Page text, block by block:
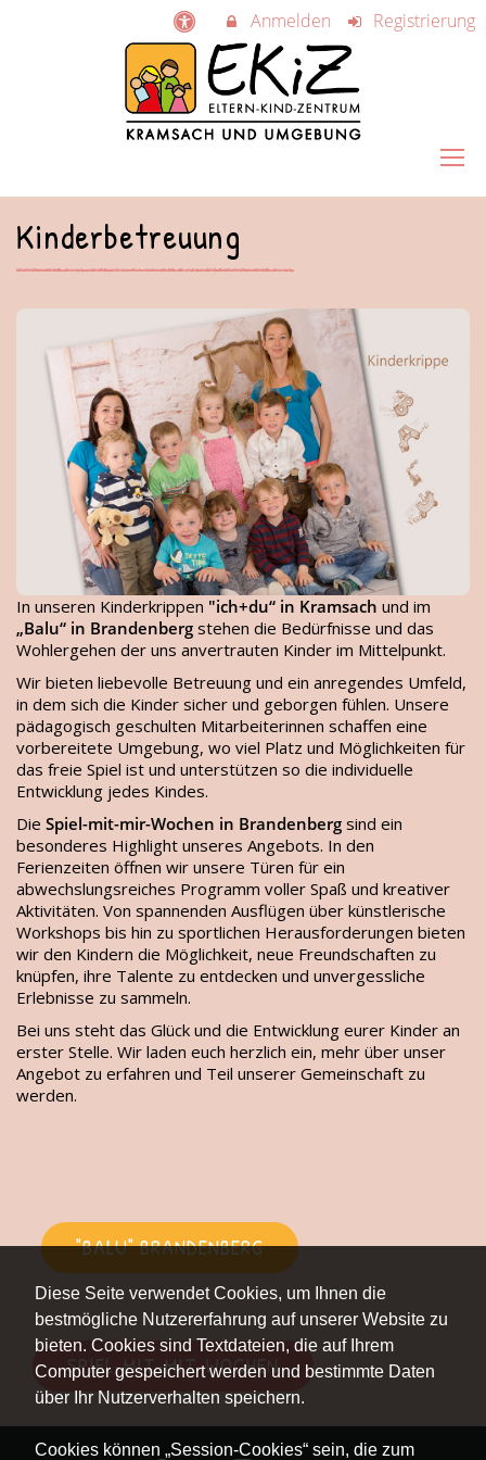
Diese Seite verwendet Cookies, um Ihnen die
bestmögliche Nutzererfahrung auf unserer Website zu
bieten. Cookies sind Textdateien, die auf Ihrem
Computer gespeichert werden und bestimmte Daten
über Ihr Nutzerverhalten speichern.
Cookies können „Session-Cookies“ sein, die zum
Anmelden Registrierung
Kinderbetreuung
In unseren Kinderkrippen "ich+du“ in Kramsach und im
„Balu“ in Brandenberg stehen die Bedürfnisse und das
Wohlergehen der uns anvertrauten Kinder im Mittelpunkt.
Wir bieten liebevolle Betreuung und ein anregendes Umfeld,
in dem sich die Kinder sicher und geborgen fühlen. Unsere
pädagogisch geschulten Mitarbeiterinnen schaffen eine
vorbereitete Umgebung, wo viel Platz und Möglichkeiten für
das freie Spiel ist und unterstützen so die individuelle
Entwicklung jedes Kindes.
Die Spiel-mit-mir-Wochen in Brandenberg sind ein
besonderes Highlight unseres Angebots. In den
Ferienzeiten öffnen wir unsere Türen für ein
abwechslungsreiches Programm voller Spaß und kreativer
Aktivitäten. Von spannenden Ausflügen über künstlerische
Workshops bis hin zu sportlichen Herausforderungen bieten
wir den Kindern die Möglichkeit, neue Freundschaften zu
knüpfen, ihre Talente zu entdecken und unvergessliche
Erlebnisse zu sammeln.
Bei uns steht das Glück und die Entwicklung eurer Kinder an
erster Stelle. Wir laden euch herzlich ein, mehr über unser
Angebot zu erfahren und Teil unserer Gemeinschaft zu
werden.
"BALU" BRANDENBERG
SPIEL-MIT-MIT-WOCHEN